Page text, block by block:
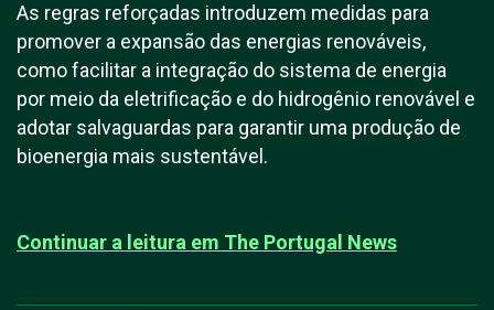
As regras reforçadas introduzem medidas para
promover a expansão das energias renováveis,
como facilitar a integração do sistema de energia
por meio da eletrificação e do hidrogênio renovável e
adotar salvaguardas para garantir uma produção de
bioenergia mais sustentável.
Continuar a leitura em The Portugal News